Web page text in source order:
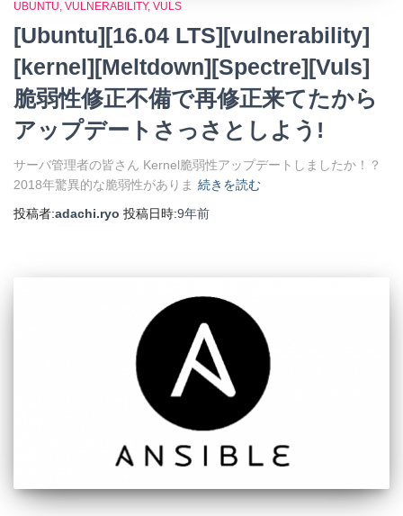
UBUNTU VULNERABILITY VULS
[Ubuntu][16.04 LTS][vulnerability]
[kernel][Meltdown][Spectre][Vuls]
脆弱性修正不備で再修正来てたから
アップデートさっさとしよう!
サーバ管理者の皆さん Kernel脆弱性アップデートしましたか！？
2018年驚異的な脆弱性がありま 続きを読む
投稿者:adachi.ryo 投稿日時:9年前